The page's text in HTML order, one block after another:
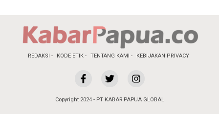
REDAKSI KODE ETIK TENTANG KAMI KEBIJAKAN PRIVACY
Copyright 2024 - PT KABAR PAPUA GLOBAL